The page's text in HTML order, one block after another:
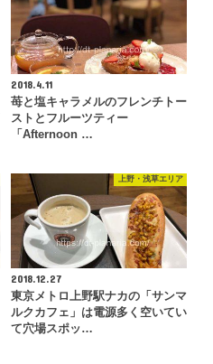
2018.4.11
苺と塩キャラメルのフレンチトー
ストとフルーツティー
「Afternoon …
上野・浅草エリア
2018.12.27
東京メトロ上野駅ナカの「サンマ
ルクカフェ」は電源多く空いてい
て穴場スポッ…